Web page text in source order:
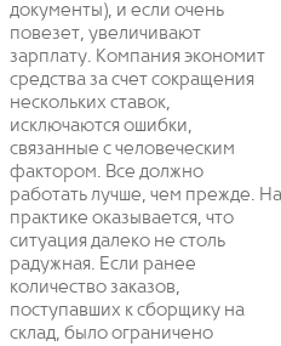
документы), и если очень
повезет, увеличивают
зарплату. Компания экономит
средства за счет сокращения
нескольких ставок,
исключаются ошибки,
связанные с человеческим
фактором. Все должно
работать лучше, чем прежде. На
практике оказывается, что
ситуация далеко не столь
радужная. Если ранее
количество заказов,
поступавших к сборщику на
склад, было ограничено